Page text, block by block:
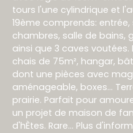
tours l'une cylindrique et
19ème comprends: entrée,
chambres, salle de bains,
ainsi que 3 caves voutées.
chais de 75m², hangar,
dont une pièces avec
aménageable, boxes...
prairie. Parfait pour
un projet de maison de
d'hÈtes. Rare... Plus